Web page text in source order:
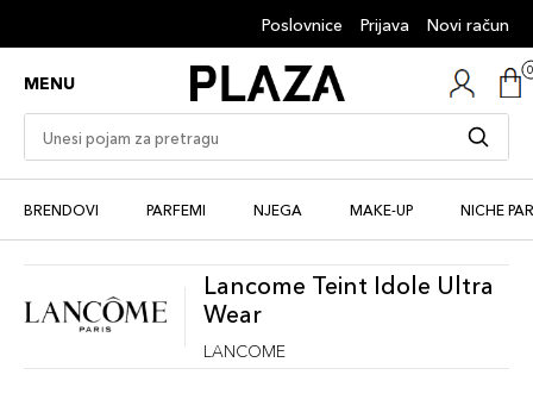
Poslovnice Prijava Novi račun
MENU
BRENDOVI PARFEMI NJEGA MAKE-UP NICHE
Lancome Teint Idole Ultra
Wear
LANCOME